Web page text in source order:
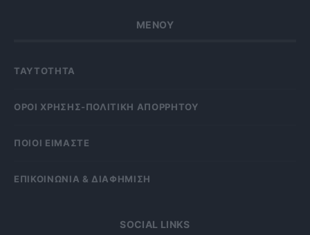
ΜΕΝΟΥ
ΤΑΥΤΟΤΗΤΑ
OΡΟΙ ΧΡΗΣΗΣ-ΠΟΛΙΤΙΚΗ ΑΠΟΡΡΗΤΟΥ
ΠΟΙΟΙ ΕΙΜΑΣΤΕ
ΕΠΙΚΟΙΝΩΝΙΑ & ΔΙΑΦΗΜΙΣΗ
SOCIAL LINKS